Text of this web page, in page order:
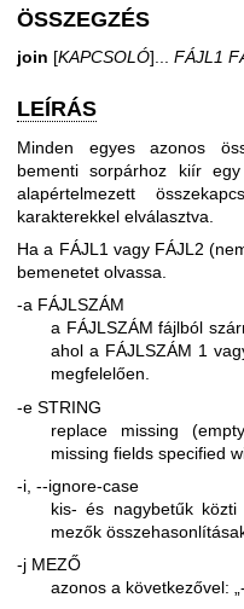
ÖSSZEGZÉS
join [KAPCSOLÓ]... FÁJL1
LEÍRÁS
Minden egyes azonos
bementi sorpárhoz kiír
alapértelmezett
karakterekkel elválasztva.
Ha a FÁJL1 vagy FÁJL2
bemenetet olvassa.
-a FÁJLSZÁM
a FÁJLSZÁM fájlból
ahol a FÁJLSZÁM 1
megfelelően.
-e STRING
replace missing
missing fields specified
-i, --ignore-case
kis- és nagybetűk közti
mezők
-j MEZŐ
azonos a következővel: